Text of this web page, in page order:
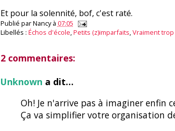
Et pour la solennité, bof, c'est raté.
Publié parNancy à 07:05
Libellés : Échos d'école,Petits (z)imparfaits,Vraiment
2 commentaires:
Unknown a dit…
Oh! Je n'arrive pas à imaginer enfin
Ça va simplifier votre organisation